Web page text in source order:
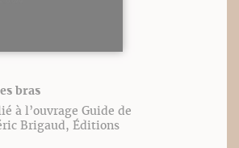
bras
à l’ouvrage Guide de
Brigaud, Éditions